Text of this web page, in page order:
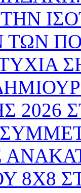
ΤΗΝ
ΤΩΝ
2026
8Χ8